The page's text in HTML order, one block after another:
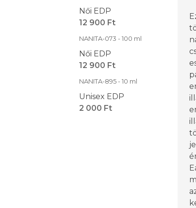
Női EDP
12 900 Ft
NANITA-073 - 100 ml
Női EDP
12 900 Ft
NANITA-895 - 10 ml
Unisex EDP
2 000 Ft